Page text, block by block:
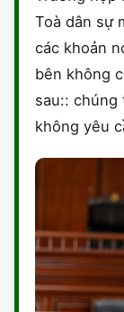
Toà dân sự
các khoản
bên không
sau:: chúng
không yêu